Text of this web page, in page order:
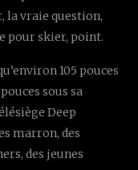
la vraie question,
pour skier, point.
105 pouces
sous sa
Deep
marron, des
des jeunes